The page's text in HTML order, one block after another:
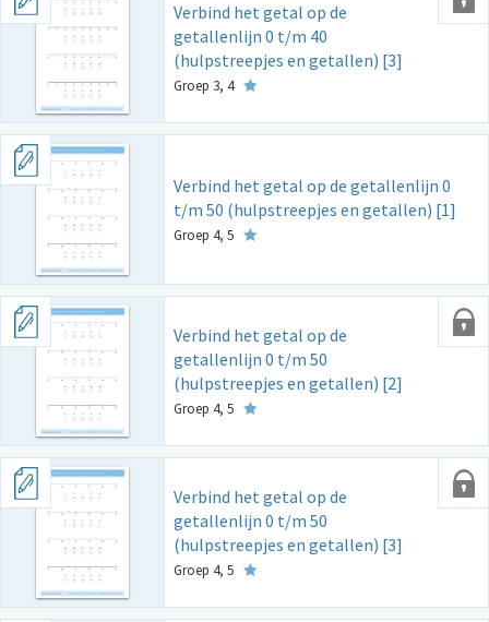
Verbind het getal op de
getallenlijn 0 t/m 40
(hulpstreepjes en getallen) [3]
Groep 3, 4
Verbind het getal op de getallenlijn 0
t/m 50 (hulpstreepjes en getallen) [1]
Groep 4, 5
Verbind het getal op de
getallenlijn 0 t/m 50
(hulpstreepjes en getallen) [2]
Groep 4, 5
Verbind het getal op de
getallenlijn 0 t/m 50
(hulpstreepjes en getallen) [3]
Groep 4, 5